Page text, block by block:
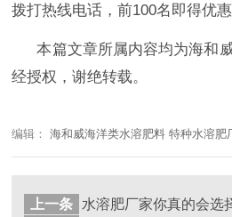
拨打热线电话，前100名即得优惠
本篇文章所属内容均为海和
经授权，谢绝转载。
编辑：海和威海洋类水溶肥料 特种水溶肥
上一条
水溶肥厂家你真的会选